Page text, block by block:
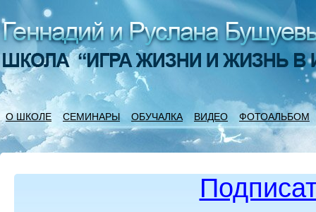
О ШКОЛЕ СЕМИНАРЫ ОБУЧАЛКА ВИДЕО ФОТОАЛЬБОМ